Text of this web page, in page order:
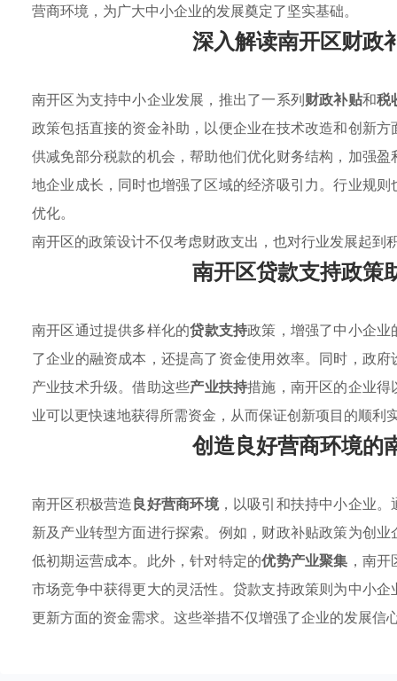
营商环境，为广大中小企业的发展奠定了坚实基础。
深入解读南开区财政
南开区为支持中小企业发展，推出了一系列财政补贴和税
政策包括直接的资金补助，以便企业在技术改造和创新
供减免部分税款的机会，帮助他们优化财务结构，加强
地企业成长，同时也增强了区域的经济吸引力。行业规
优化。
南开区的政策设计不仅考虑财政支出，也对行业发展起到
南开区贷款支持政策
南开区通过提供多样化的贷款支持政策，增强了中小企
了企业的融资成本，还提高了资金使用效率。同时，政
产业技术升级。借助这些产业扶持措施，南开区的企业
业可以更快速地获得所需资金，从而保证创新项目的顺利
创造良好营商环境的
南开区积极营造良好营商环境，以吸引和扶持中小企业。
新及产业转型方面进行探索。例如，财政补贴政策为创
低初期运营成本。此外，针对特定的优势产业聚集 ，南
市场竞争中获得更大的灵活性。贷款支持政策则为中小
更新方面的资金需求。这些举措不仅增强了企业的发展信